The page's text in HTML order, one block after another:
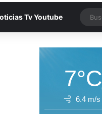
Tv Youtube
7°C
6.4 m/s